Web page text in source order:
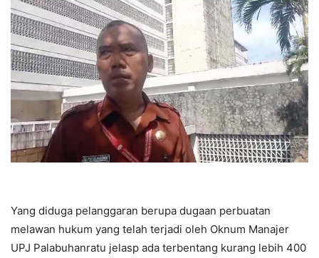
Yang diduga pelanggaran berupa dugaan perbuatan
melawan hukum yang telah terjadi oleh Oknum Manajer
UPJ Palabuhanratu jelasp ada terbentang kurang lebih 400